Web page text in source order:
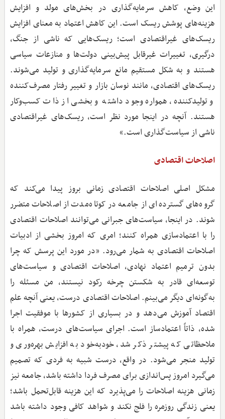
این وضع، کاهش سرمایه‌گذاری در بخش‌های مولد و افزایش
هزینه‌های پوشش ریسک است. این کاهش اعتماد به معنای افزایش
ریسک‌های غیراقتصادی است؛ ریسک‌هایی که ناشی از جنگ،
درگیری، تغییرات غیرقابل پیش‌بینی دولت‌ها و منازعات سیاسی
هستند و به شکل مستقیم مانع سرمایه‌گذاری و تولید می‌شوند.
ریسک‌های اقتصادی، مانند نوسان بازار و تغییر رفتار مصرف‌کننده
و تولیدکننده، همواره وجود داشته و بخشی از ذات کسب‌وکار
هستند. آنچه در اینجا مورد نظر است، ریسک‌های غیراقتصادی
ناشی از سیاست‌گذاری است.»
اصلاحات اقتصادی
مشکل اصلی اصلاحات اقتصادی زمانی بروز پیدا می‌کند که
گروه‌های گسترده‌ای از جامعه در کوتاه‌مدت از اصلاحات متضرر
شوند. در اینجا، سیاست‌های جبرانی می‌توانند اصلاحات اقتصادی
را با اعتمادسازی همراه کنند؛ امری که امروز بخشی از ادبیات
اصلاحات اقتصادی به شمار می‌رود. «در مورد این پرسش که چرا
بدون ترمیم اعتماد نهادی، اصلاحات اقتصادی و سیاست‌های
توسعه‌ای قادر به شکستن چرخه رکود نیستند، من مسئله را
به‌گونه‌ای دیگر می‌بینم. اصلاحات اقتصادی درست، یعنی آنچه علم
اقتصاد آموزش می‌دهد و در بسیاری از کشورها با موفقیت اجرا
شده، ذاتاً اعتمادساز است. اجرای سیاست‌های درست، همراه با
ملاحظاتی که پیشتر ذکر شد، خودبه‌خود به افزایش بهره‌وری و
تولید منجر می‌شود. در واقع، درست شبیه به ‌فردی که تصمیم
می‌گیرد امروز پس‌اندازی برای مصرف فردا داشته باشد، جامعه نیز
زمانی هزینه اصلاحات را می‌پذیرد که این هزینه قابل‌تحمل باشد؛
یعنی زندگی روزمره را فلج نکند و شواهد کافی وجود داشته باشد